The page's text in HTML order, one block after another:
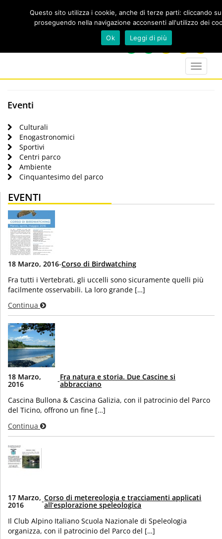
twitter
map-
marker
calendar
Toggle
Eventi
Culturali
Enogastronomici
Sportivi
Centri parco
Ambiente
Cinquantesimo del parco
EVENTI
18 Marzo, 2016-Corso di Birdwatching
Fra tutti i Vertebrati, gli uccelli sono sicuramente quelli più
facilmente osservabili. La loro grande […]
Continua
18 Marzo,
2016 -Fra natura e storia. Due Cascine si
abbracciano
Cascina Bullona & Cascina Galizia, con il patrocinio del Parco
del Ticino, offrono un fine […]
Continua
17 Marzo,
2016 -Corso di metereologia e tracciamenti applicati
all’esplorazione speleologica
Il Club Alpino Italiano Scuola Nazionale di Speleologia
organizza, con il patrocinio del Parco del […]
Questo sito utilizza i cookie, anche di terze parti: cliccando su
proseguendo nella navigazione acconsenti all'utilizzo dei
Ok
Leggi di più